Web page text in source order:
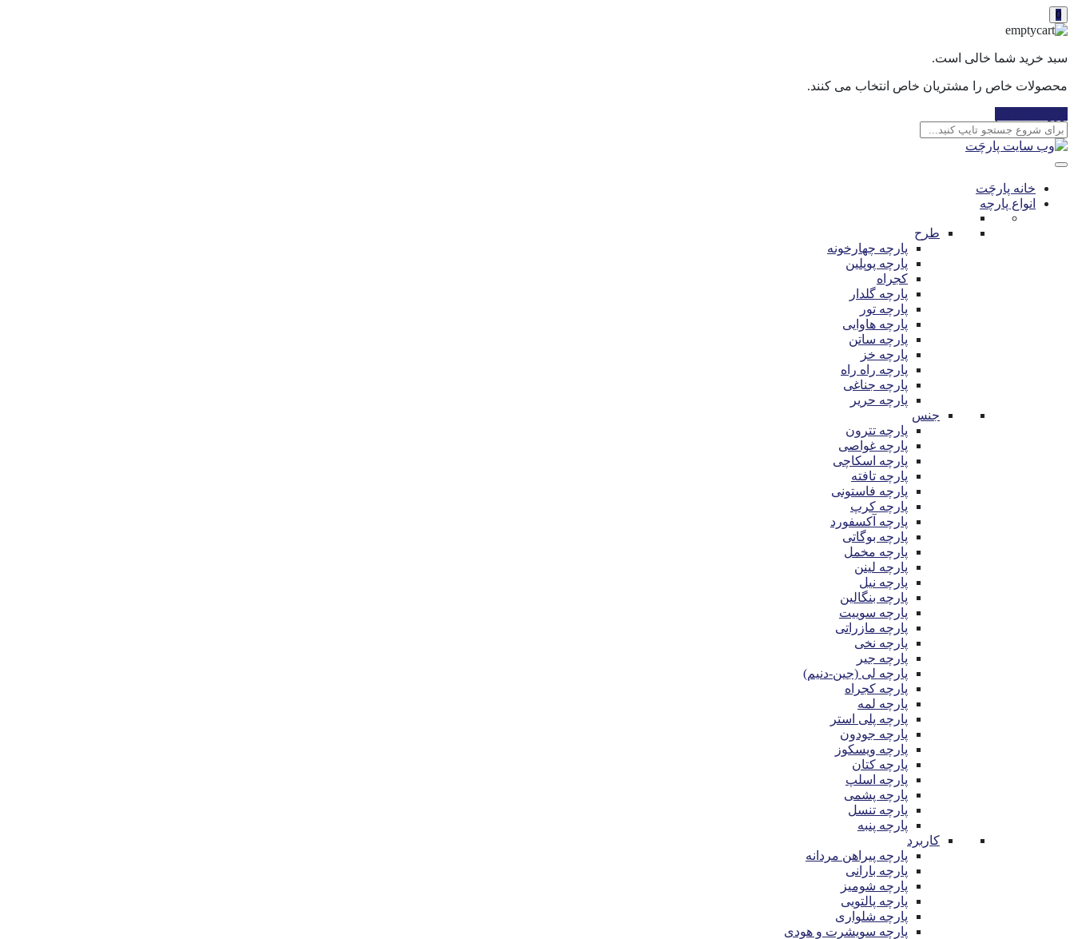
0
سبد خرید شما خالی است.
محصولات خاص را مشتریان خاص انتخاب می کنند.
خانه پارچَت
انواع پارچه
طرح
پارچه چهارخونه
پارچه پوپلین
کجراه
پارچه گلدار
پارچه تور
پارچه هاوایی
پارچه ساتن
پارچه خز
پارچه راه راه
پارچه جناغی
پارچه حریر
جنس
پارچه تترون
پارچه غواصی
پارچه اسکاچی
پارچه تافته
پارچه فاستونی
پارچه کرپ
پارچه آکسفورد
پارچه بوگاتی
پارچه مخمل
پارچه لینن
پارچه نیل
پارچه بنگالین
پارچه سوییت
پارچه مازراتی
پارچه نخی
پارچه جیر
پارچه لی (جین-دنیم)
پارچه کجراه
پارچه لمه
پارچه پلی استر
پارچه جودون
پارچه ویسکوز
پارچه کتان
پارچه اسلپ
پارچه پشمی
پارچه تنسل
پارچه پنبه
کاربرد
پارچه پیراهن مردانه
پارچه بارانی
پارچه شومیز
پارچه پالتویی
پارچه شلواری
پارچه سویشرت و هودی